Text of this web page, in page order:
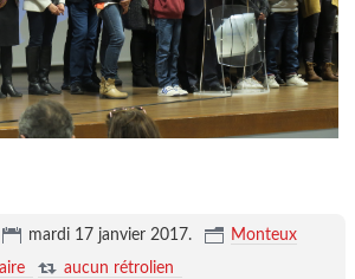
mardi 17 janvier 2017.
Monteux
aucun rétrolien